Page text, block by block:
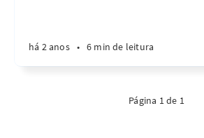
há 2 anos • 6 min de leitura
Página 1 de 1